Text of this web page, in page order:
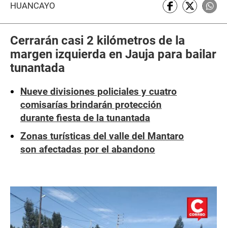
HUANCAYO
Cerrarán casi 2 kilómetros de la
margen izquierda en Jauja para bailar
tunantada
Nueve divisiones policiales y cuatro
comisarías brindarán protección
durante fiesta de la tunantada
Zonas turísticas del valle del Mantaro
son afectadas por el abandono